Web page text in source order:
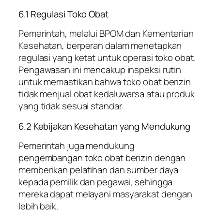
6.1 Regulasi Toko Obat
Pemerintah, melalui BPOM dan Kementerian
Kesehatan, berperan dalam menetapkan
regulasi yang ketat untuk operasi toko obat.
Pengawasan ini mencakup inspeksi rutin
untuk memastikan bahwa toko obat berizin
tidak menjual obat kedaluwarsa atau produk
yang tidak sesuai standar.
6.2 Kebijakan Kesehatan yang Mendukung
Pemerintah juga mendukung
pengembangan toko obat berizin dengan
memberikan pelatihan dan sumber daya
kepada pemilik dan pegawai, sehingga
mereka dapat melayani masyarakat dengan
lebih baik.